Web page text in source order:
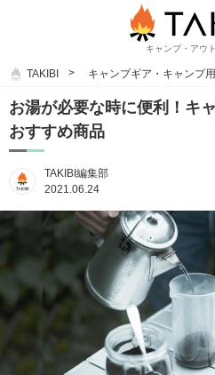
キャンプ・アウ
TAKIBI キャンプギア・キャンプ
お湯が必要な時に便利！キ
おすすめ商品
TAKIBI編集部
2021.06.24